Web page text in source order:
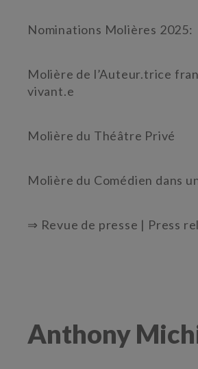
Nominations Molières 2025:
Molière de l’Auteur.trice
vivant.e
Molière du Théâtre Privé
Molière du Comédien dans
⇒ Revue de presse | Press
Anthony